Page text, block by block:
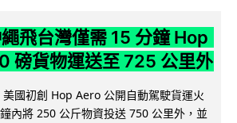
飛台灣僅需 15 分鐘 Hop
磅貨物運送至 725 公里外
美國初創 Hop Aero 公開自動駕駛貨運火
內將 250 公斤物資投送 750 公里外，並